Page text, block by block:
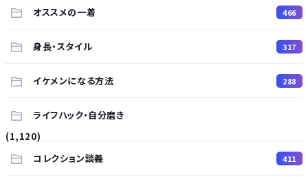
オススメの一着 466
身長・スタイル 317
イケメンになる方法 288
ライフハック・自分磨き
(1,120)
コレクション談義
411